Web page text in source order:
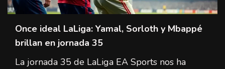
Once ideal LaLiga: Yamal, Sorloth y Mbappé
brillan en jornada 35
La jornada 35 de LaLiga EA Sports nos ha